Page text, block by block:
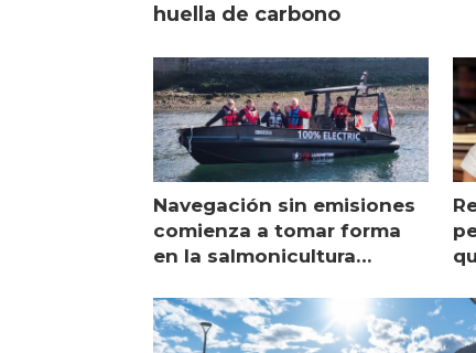
huella de carbono
Navegación sin emisiones
comienza a tomar forma
en la salmonicultura